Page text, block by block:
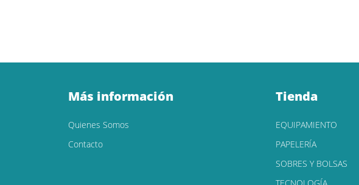
Más información
Quienes Somos
Contacto
Tienda
EQUIPAMIENTO
PAPELERÍA
SOBRES Y BOLSAS